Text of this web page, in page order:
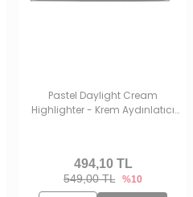
Pastel Daylight Cream
Highlighter - Krem Aydınlatıcı
549,00 TL %10
494,10TL